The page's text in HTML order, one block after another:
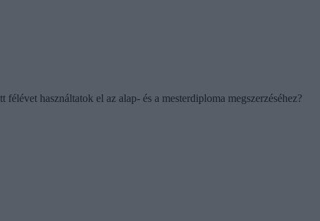
használtatok el az alap- és a mesterdiploma megszerzéséhez?